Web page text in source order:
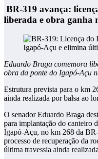
BR-319 avança:
liberada e obra ganha
Eduardo Braga comemora
obra da ponte do Igapó-Açu
Estrutura prevista para o km
ainda realizada por balsa ao
O senador Eduardo Braga
para implantação do canteiro
Igapó-Açu, no km 268 da
processo de recuperação da
última travessia ainda